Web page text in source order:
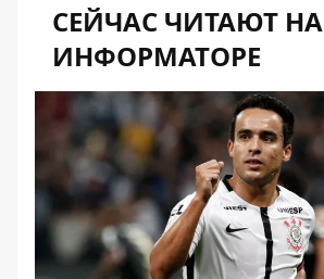
СЕЙЧАС ЧИТАЮТ НА
ИНФОРМАТОРЕ